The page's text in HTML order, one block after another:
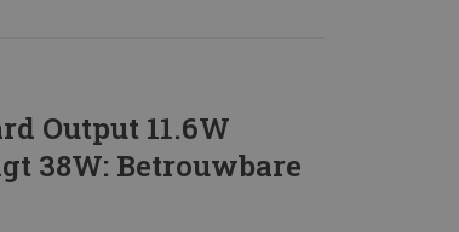
Output 11.6W
38W: Betrouwbare